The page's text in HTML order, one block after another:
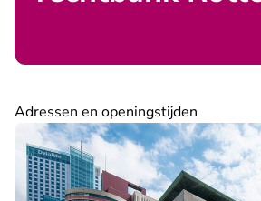
Adressen en openingstijden